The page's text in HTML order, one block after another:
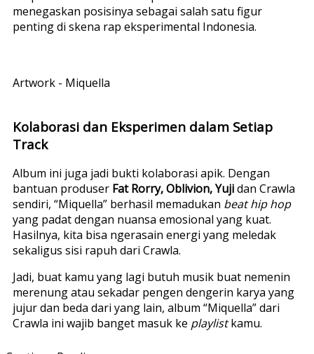
menegaskan posisinya sebagai salah satu figur
penting di skena rap eksperimental Indonesia.
Artwork - Miquella
Kolaborasi dan Eksperimen dalam Setiap
Track
Album ini juga jadi bukti kolaborasi apik. Dengan
bantuan produser Fat Rorry, Oblivion, Yujidan Crawla
sendiri, “Miquella” berhasil memadukan beat hip hop
yang padat dengan nuansa emosional yang kuat.
Hasilnya, kita bisa ngerasain energi yang meledak
sekaligus sisi rapuh dari Crawla.
Jadi, buat kamu yang lagi butuh musik buat nemenin
merenung atau sekadar pengen dengerin karya yang
jujur dan beda dari yang lain, album “Miquella” dari
Crawla ini wajib banget masuk ke playlistkamu.